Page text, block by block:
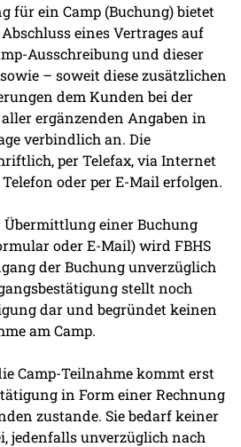
für ein Camp (Buchung) bietet
eines Vertrages auf
Ausschreibung und dieser
– soweit diese zusätzlichen
dem Kunden bei der
ergänzenden Angaben in
verbindlich an. Die
per Telefax, via Internet
oder per E-Mail erfolgen.
Übermittlung einer Buchung
oder E-Mail) wird FBHS
der Buchung unverzüglich
stellt noch
dar und begründet keinen
am Camp.
Camp-Teilnahme kommt erst
in Form einer Rechnung
zustande. Sie bedarf keiner
jedenfalls unverzüglich nach